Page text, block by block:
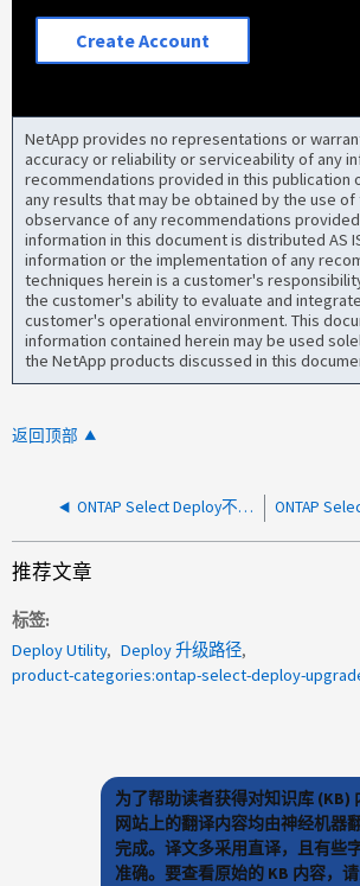
Create Account
NetApp provides no representations or
accuracy or reliability or serviceability of any
recommendations provided in this publication
any results that may be obtained by the use
observance of any recommendations
information in this document is distributed AS
information or the implementation of any
techniques herein is a customer's
the customer's ability to evaluate and
customer's operational environment. This
information contained herein may be used
the NetApp products discussed in this
返回顶部
ONTAP Select Deploy不会刷新已更新主机的集群
推荐文章
标签
Deploy Utility
Deploy 升级路径
product-categories:ontap-select-deploy-
为了帮助读者获得对知识库 (KB)
网站上的翻译内容均由神经机器
完成。译文多采用直译，且有些
准确。要查看原始的 KB 内容，